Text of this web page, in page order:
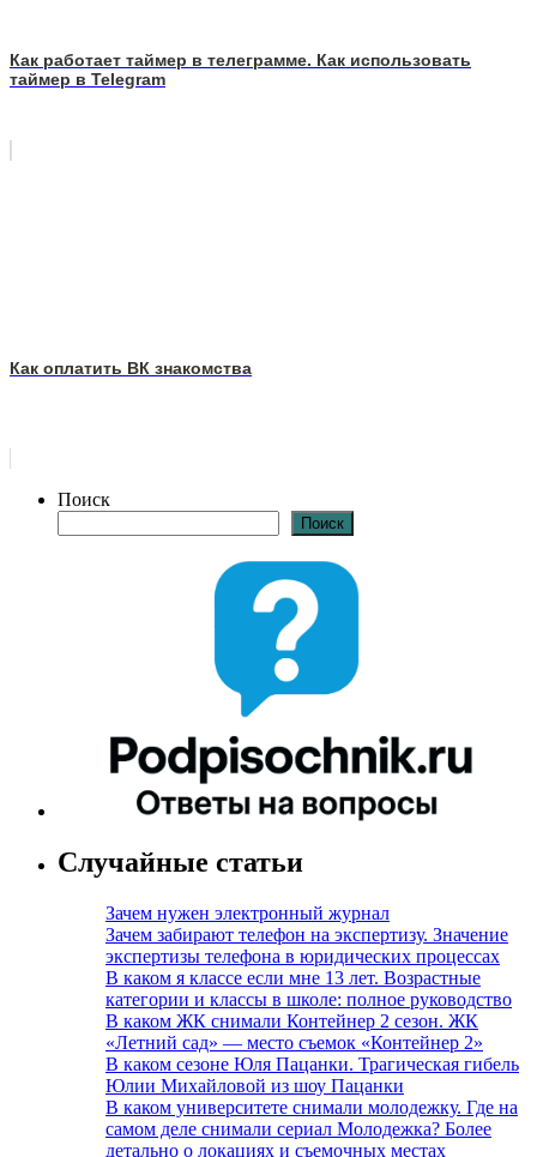
Как работает таймер в телеграмме. Как использовать
таймер в Telegram
Как оплатить ВК знакомства
Поиск
Поиск
Случайные статьи
Зачем нужен электронный журнал
Зачем забирают телефон на экспертизу. Значение
экспертизы телефона в юридических процессах
В каком я классе если мне 13 лет. Возрастные
категории и классы в школе: полное руководство
В каком ЖК снимали Контейнер 2 сезон. ЖК
«Летний сад» — место съемок «Контейнер 2»
В каком сезоне Юля Пацанки. Трагическая гибель
Юлии Михайловой из шоу Пацанки
В каком университете снимали молодежку. Где на
самом деле снимали сериал Молодежка? Более
детально о локациях и съемочных местах